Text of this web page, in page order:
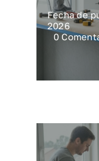
Fecha de
2026
0